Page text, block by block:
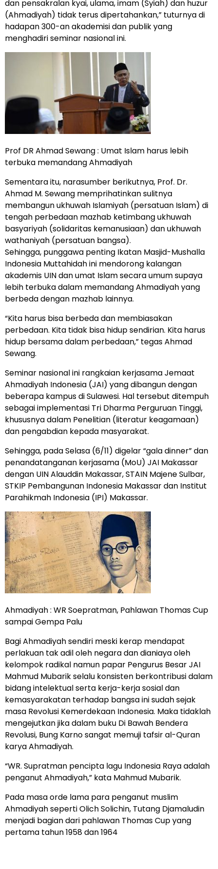
dan pensakralan kyai, ulama, imam (Syiah) dan huzur
(Ahmadiyah) tidak terus dipertahankan,” tuturnya di
hadapan 300-an akademisi dan publik yang
menghadiri seminar nasional ini.
Prof DR Ahmad Sewang : Umat Islam harus lebih
terbuka memandang Ahmadiyah
Sementara itu, narasumber berikutnya, Prof. Dr.
Ahmad M. Sewang memprihatinkan sulitnya
membangun ukhuwah Islamiyah (persatuan Islam) di
tengah perbedaan mazhab ketimbang ukhuwah
basyariyah (solidaritas kemanusiaan) dan ukhuwah
wathaniyah (persatuan bangsa).
Sehingga, punggawa penting Ikatan Masjid-Mushalla
Indonesia Muttahidah ini mendorong kalangan
akademis UIN dan umat Islam secara umum supaya
lebih terbuka dalam memandang Ahmadiyah yang
berbeda dengan mazhab lainnya.
“Kita harus bisa berbeda dan membiasakan
perbedaan. Kita tidak bisa hidup sendirian. Kita harus
hidup bersama dalam perbedaan,” tegas Ahmad
Sewang.
Seminar nasional ini rangkaian kerjasama Jemaat
Ahmadiyah Indonesia (JAI) yang dibangun dengan
beberapa kampus di Sulawesi. Hal tersebut ditempuh
sebagai implementasi Tri Dharma Perguruan Tinggi,
khususnya dalam Penelitian (literatur keagamaan)
dan pengabdian kepada masyarakat.
Sehingga, pada Selasa (6/11) digelar “gala dinner” dan
penandatanganan kerjasama (MoU) JAI Makassar
dengan UIN Alauddin Makassar, STAIN Majene Sulbar,
STKIP Pembangunan Indonesia Makassar dan Institut
Parahikmah Indonesia (IPI) Makassar.
Ahmadiyah : WR Soepratman, Pahlawan Thomas Cup
sampai Gempa Palu
Bagi Ahmadiyah sendiri meski kerap mendapat
perlakuan tak adil oleh negara dan dianiaya oleh
kelompok radikal namun papar Pengurus Besar JAI
Mahmud Mubarik selalu konsisten berkontribusi dalam
bidang intelektual serta kerja-kerja sosial dan
kemasyarakatan terhadap bangsa ini sudah sejak
masa Revolusi Kemerdekaan Indonesia. Maka tidaklah
mengejutkan jika dalam buku Di Bawah Bendera
Revolusi, Bung Karno sangat memuji tafsir al-Quran
karya Ahmadiyah.
“WR. Supratman pencipta lagu Indonesia Raya adalah
penganut Ahmadiyah,” kata Mahmud Mubarik.
Pada masa orde lama para penganut muslim
Ahmadiyah seperti Olich Solichin, Tutang Djamaludin
menjadi bagian dari pahlawan Thomas Cup yang
pertama tahun 1958 dan 1964